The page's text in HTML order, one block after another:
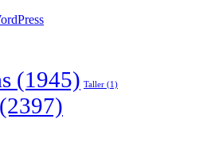
(1945) Taller (1)
(2397)